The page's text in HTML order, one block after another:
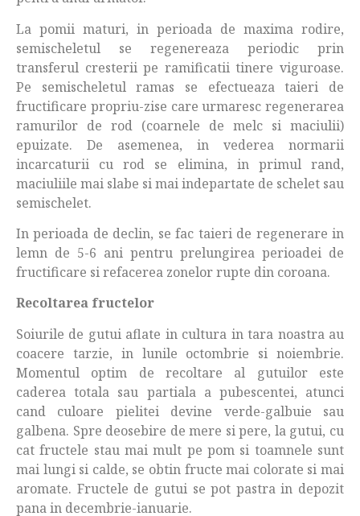
La pomii maturi, in perioada de maxima rodire,
semischeletul se regenereaza periodic prin
transferul cresterii pe ramificatii tinere viguroase.
Pe semischeletul ramas se efectueaza taieri de
fructificare propriu-zise care urmaresc regenerarea
ramurilor de rod (coarnele de melc si maciulii)
epuizate. De asemenea, in vederea normarii
incarcaturii cu rod se elimina, in primul rand,
maciuliile mai slabe si mai indepartate de schelet sau
semischelet.
In perioada de declin, se fac taieri de regenerare in
lemn de 5-6 ani pentru prelungirea perioadei de
fructificare si refacerea zonelor rupte din coroana.
Recoltarea fructelor
Soiurile de gutui aflate in cultura in tara noastra au
coacere tarzie, in lunile octombrie si noiembrie.
Momentul optim de recoltare al gutuilor este
caderea totala sau partiala a pubescentei, atunci
cand culoare pielitei devine verde-galbuie sau
galbena. Spre deosebire de mere si pere, la gutui, cu
cat fructele stau mai mult pe pom si toamnele sunt
mai lungi si calde, se obtin fructe mai colorate si mai
aromate. Fructele de gutui se pot pastra in depozit
pana in decembrie-ianuarie.